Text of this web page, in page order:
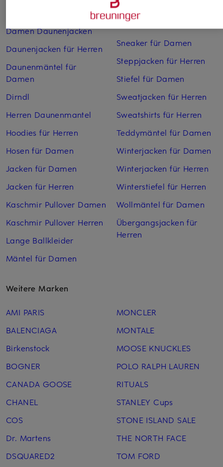
Cordhosen für Damen
Damen Daunenjacken
Daunenjacken für Herren
Daunenmäntel für
Damen
Dirndl
Herren Daunenmantel
Hoodies für Herren
Hosen für Damen
Jacken für Damen
Jacken für Herren
Kaschmir Pullover Damen
Kaschmir Pullover Herren
Lange Ballkleider
Mäntel für Damen
Sandalen für Damen
Schuhe kaufen
Sneaker für Damen
Steppjacken für Herren
Stiefel für Damen
Sweatjacken für Herren
Sweatshirts für Herren
Teddymäntel für Damen
Winterjacken für Damen
Winterjacken für Herren
Winterstiefel für Herren
Wollmäntel für Damen
Übergangsjacken für
Herren
Weitere Marken
AMI PARIS
BALENCIAGA
Birkenstock
BOGNER
CANADA GOOSE
CHANEL
COS
Dr. Martens
DSQUARED2
MONCLER
MONTALE
MOOSE KNUCKLES
POLO RALPH LAUREN
RITUALS
STANLEY Cups
STONE ISLAND SALE
THE NORTH FACE
TOM FORD